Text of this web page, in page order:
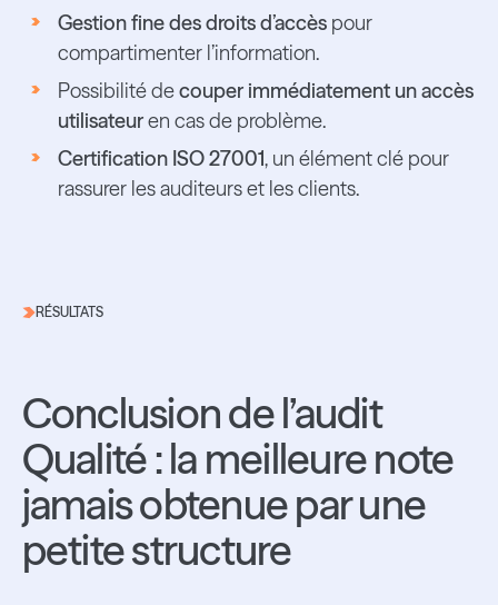
Gestion fine des droits d’accèspour
compartimenter l’information.
Possibilité decouper immédiatement un accès
utilisateuren cas de problème.
Certification ISO 27001, un élément clé pour
rassurer les auditeurs et les clients.
RÉSULTATS
Conclusion de l’audit
Qualité : la meilleure note
jamais obtenue par une
petite structure